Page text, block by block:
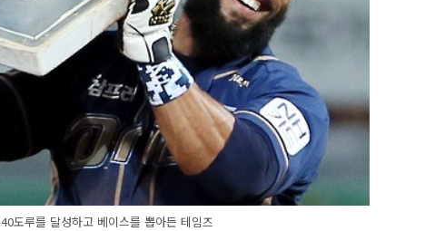
40도루를 달성하고 베이스를 뽑아든 테임즈